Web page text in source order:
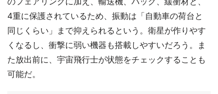
4重に保護されているため、振動は「自動車の荷台と
同じくらい」まで抑えられるという。衛星が作りやす
くなるし、衝撃に弱い機器も搭載しやすいだろう。ま
た放出前に、宇宙飛行士が状態をチェックすることも
可能だ。